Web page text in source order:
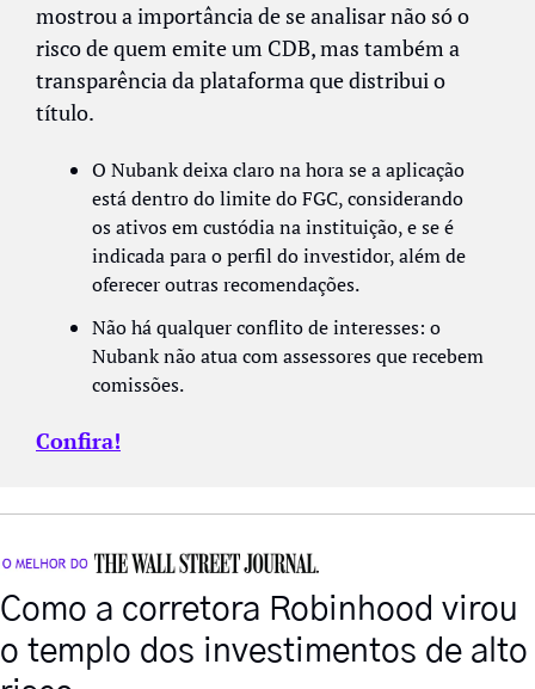
mostrou a importância de se analisar não só o
risco de quem emite um CDB, mas também a
transparência da plataforma que distribui o
título.
O Nubank deixa claro na hora se a aplicação
está dentro do limite do FGC, considerando
os ativos em custódia na instituição, e se é
indicada para o perfil do investidor, além de
oferecer outras recomendações.
Não há qualquer conflito de interesses: o
Nubank não atua com assessores que recebem
comissões.
Confira!
Como a corretora Robinhood virou
o templo dos investimentos de alto